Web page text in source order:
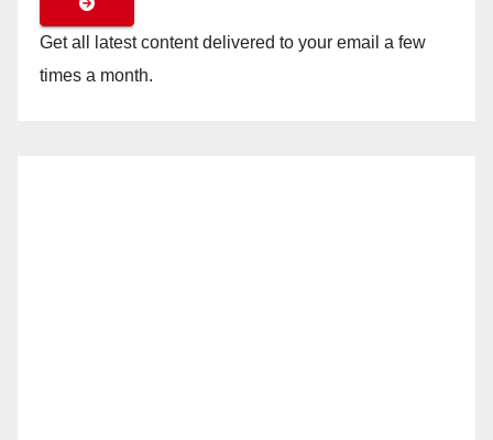
Get all latest content delivered to your email a few
times a month.